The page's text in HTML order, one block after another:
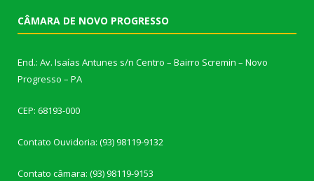
CÂMARA DE NOVO PROGRESSO
End.: Av. Isaías Antunes s/n Centro – Bairro Scremin – Novo
Progresso – PA
CEP: 68193-000
Contato Ouvidoria: (93) 98119-9132
Contato câmara: (93) 98119-9153